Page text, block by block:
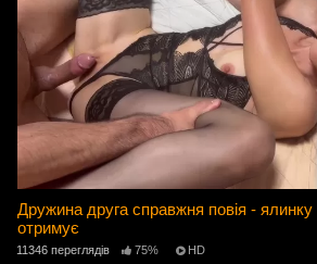
Дружина друга справжня повія - ялинку
отримує
11346 переглядів 75% HD